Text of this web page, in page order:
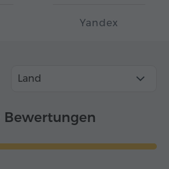
Yandex
Land
Bewertungen